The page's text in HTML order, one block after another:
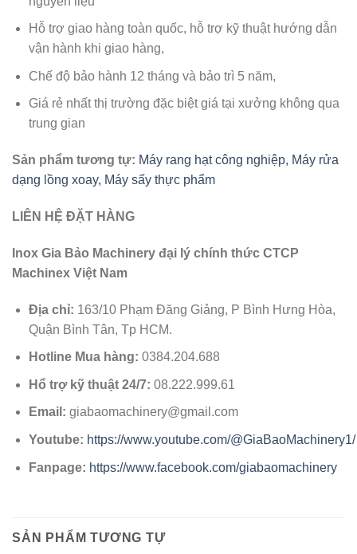
Hỗ trợ giao hàng toàn quốc, hỗ trợ kỹ thuật hướng dẫn
vận hành khi giao hàng,
Chế độ bảo hành 12 tháng và bảo trì 5 năm,
Giá rẻ nhất thị trường đặc biệt giá tại xưởng không qua
trung gian
Sản phẩm tương tự: Máy rang hạt công nghiệp, Máy rửa
dạng lồng xoay, Máy sấy thực phẩm
LIÊN HỆ ĐẶT HÀNG
Inox Gia Bảo Machinery đại lý chính thức CTCP
Machinex Việt Nam
Địa chỉ: 163/10 Phạm Đăng Giảng, P Bình Hưng Hòa,
Quận Bình Tân, Tp HCM.
Hotline Mua hàng: 0384.204.688
Hổ trợ kỹ thuật 24/7: 08.222.999.61
Email: giabaomachinery@gmail.com
Youtube: https://www.youtube.com/@GiaBaoMachinery1/
Fanpage: https://www.facebook.com/giabaomachinery
SẢN PHẨM TƯƠNG TỰ